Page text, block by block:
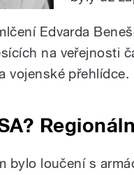
Edvarda
na veřejnosti
vojenské přehlídce.
bylo loučení s